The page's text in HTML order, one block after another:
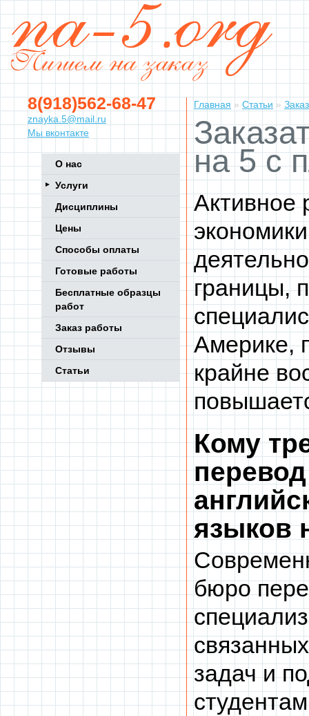
8(918)562-68-47
znayka.5@mail.ru
Мы вконтакте
О нас
Услуги
Дисциплины
Цены
Способы оплаты
Готовые работы
Бесплатные образцы
работ
Заказ работы
Отзывы
Статьи
Главная » Статьи »
на 5 с
Активное
границы,
Америке,
крайне
Кому
языков
бюро
задач и